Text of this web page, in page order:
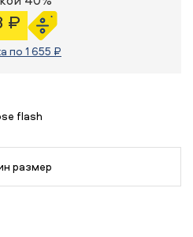
₽
по 1 655 ₽
flash
размер